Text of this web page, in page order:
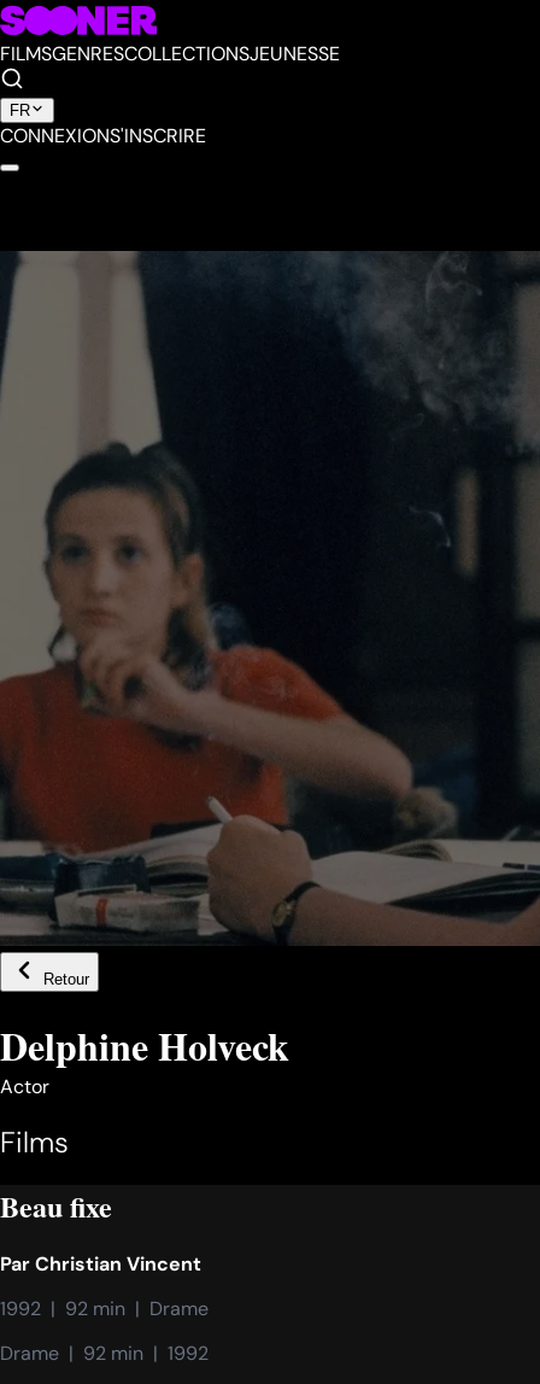
FILMSGENRESCOLLECTIONSJEUNESSE
FR
CONNEXIONS'INSCRIRE
Retour
Delphine Holveck
Actor
Films
Beau fixe
ParChristian Vincent
1992  |  92 min  |  Drame
Drame  |  92 min  |  1992